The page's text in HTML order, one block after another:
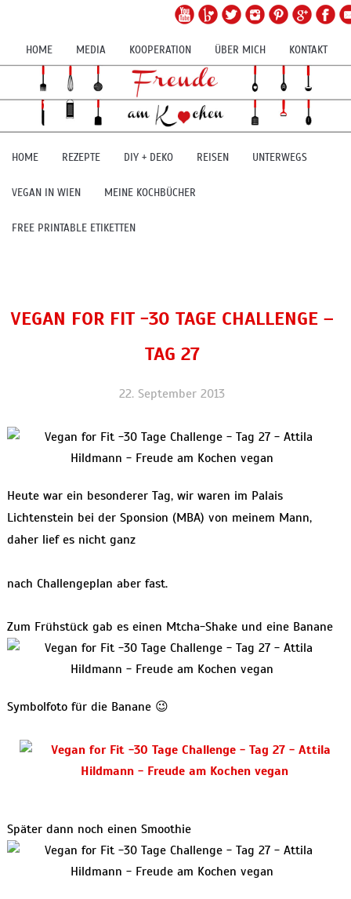
HOME MEDIA KOOPERATION ÜBER MICH KONTAKT
HOME REZEPTE DIY + DEKO REISEN UNTERWEGS
VEGAN IN WIEN MEINE KOCHBÜCHER
FREE PRINTABLE ETIKETTEN
VEGAN FOR FIT -30 TAGE CHALLENGE –
TAG 27
22. September 2013
Heute war ein besonderer Tag, wir waren im Palais
Lichtenstein bei der Sponsion (MBA) von meinem Mann,
daher lief es nicht ganz
nach Challengeplan aber fast.
Zum Frühstück gab es einen Mtcha-Shake und eine Banane
Symbolfoto für die Banane 😉
Später dann noch einen Smoothie